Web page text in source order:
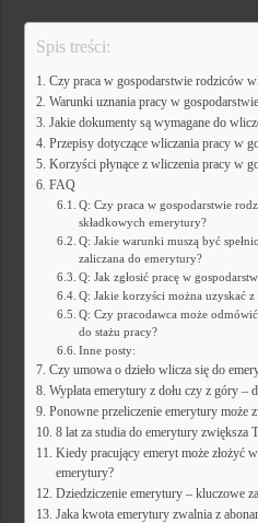
Spis treści:
Czy praca w gospodarstwie rodziców
Warunki uznania pracy w
Jakie dokumenty są wymagane do
Przepisy dotyczące wliczania pracy w
Korzyści płynące z wliczenia pracy w
FAQ
Q: Czy praca w gospodarstwie
składkowych emerytury?
Q: Jakie warunki muszą być
zaliczana do emerytury?
Q: Jak zgłosić pracę w
Q: Jakie korzyści można uzyskać
Q: Czy pracodawca może
do stażu pracy?
Inne posty:
Czy umowa o dzieło wlicza się do
Wypłata emerytury z dołu czy z góry –
Ponowne przeliczenie emerytury może
8 lat za studia do emerytury zwiększa
Kiedy pracujący emeryt może złożyć
emerytury?
Dziedziczenie emerytury – kluczowe
Jaka kwota emerytury zwalnia z